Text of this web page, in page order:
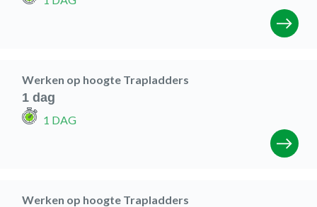
Werken op hoogte Trapladders
1 dag
1 DAG
Werken op hoogte Trapladders